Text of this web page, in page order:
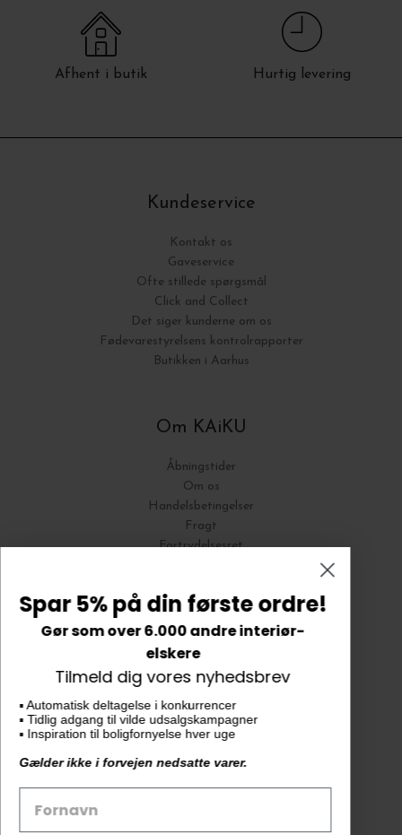
Afhent i butik Hurtig levering
Kundeservice
Kontakt os
Gaveservice
Ofte stillede spørgsmål
Click and Collect
Det siger kunderne om os
Fødevarestyrelsens kontrolrapporter
Butikken i Aarhus
Om KAiKU
Åbningstider
Om os
Handelsbetingelser
Fragt
Fortrydelsesret
Vores butik
KAiKU ApS
Langdalsvej 46, bygning 7
8220 Brabrand
Tlf. 33 11 19 07
CVR-nr. 30715349
Spar 5% på din første ordre!
Gør som over 6.000 andre interiør-
elskere
Tilmeld dig vores nyhedsbrev
▪️ Automatisk deltagelse i konkurrencer
▪️ Tidlig adgang til vilde udsalgskampagner
▪️ Inspiration til boligfornyelse hver uge
Gælder ikke i forvejen nedsatte varer.